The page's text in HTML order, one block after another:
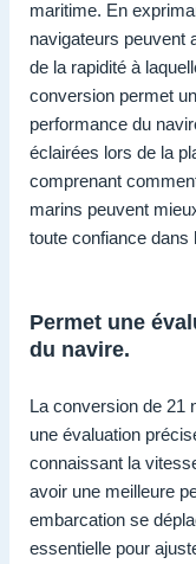
maritime. En
navigateurs peuvent
de la rapidité à
conversion permet
performance du
éclairées lors de la
comprenant
marins peuvent
toute confiance
Permet une
du navire.
La conversion de 21
une évaluation
connaissant la
avoir une meilleure
embarcation se
essentielle pour